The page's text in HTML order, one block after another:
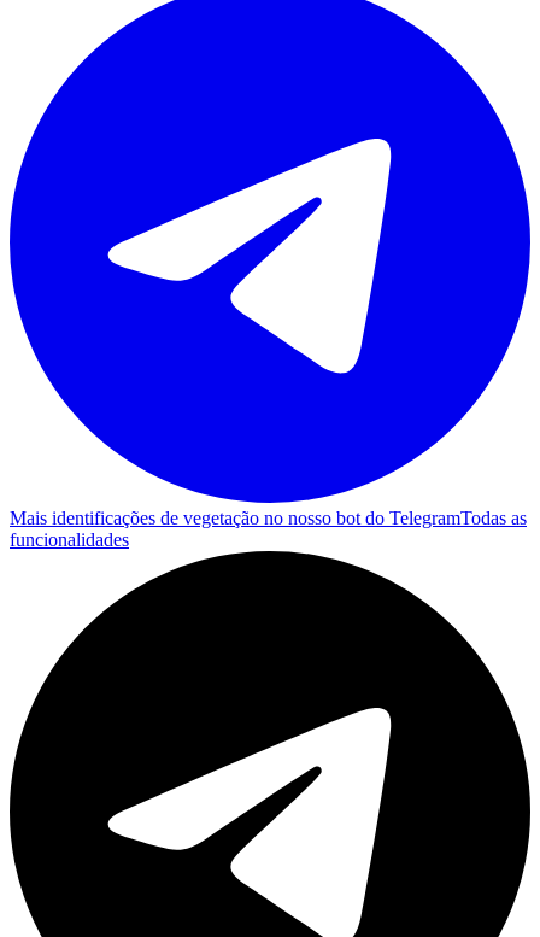
Mais identificações de vegetação no nosso bot do TelegramTodas as
funcionalidades